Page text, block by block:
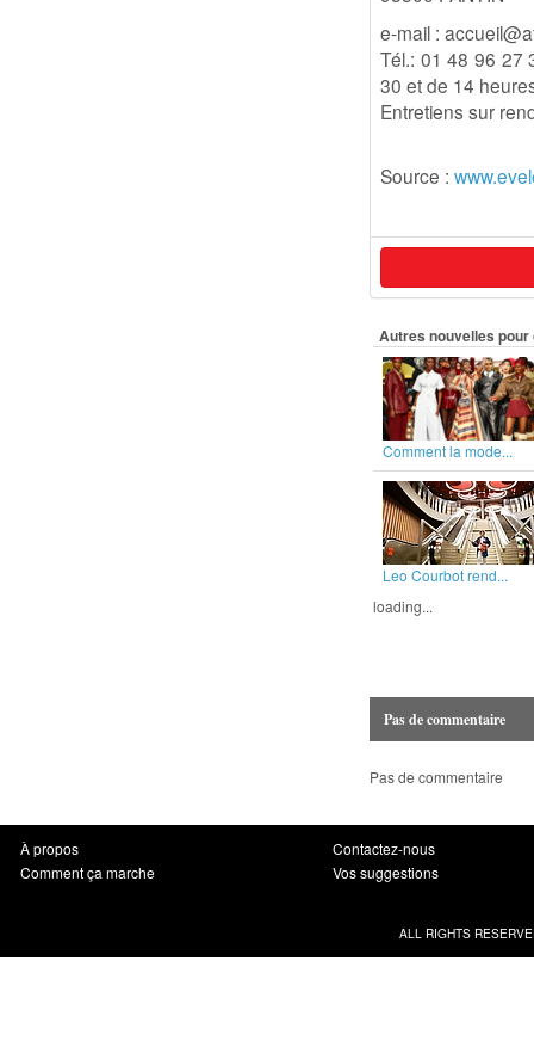
e-mail :
Tél.: 01 48 96 27
30 et de 14
Entretiens sur
Source :
Autres nouvelles
Comment la mode...
Leo Courbot rend...
loading...
Pas de commentaire
Pas de commentaire
À propos
Comment ça marche
Contactez-nous
Vos suggestions
ALL RIGHTS